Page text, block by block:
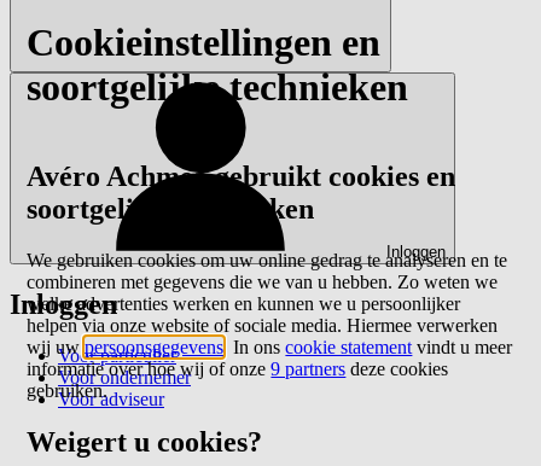
Inloggen
Inloggen
Voor particulier
Voor ondernemer
Voor adviseur
Cookieinstellingen en
soortgelijke technieken
Avéro Achmea gebruikt cookies en
soortgelijke technieken
We gebruiken cookies om uw online gedrag te analyseren en te
combineren met gegevens die we van u hebben. Zo weten we
welke advertenties werken en kunnen we u persoonlijker
helpen via onze website of sociale media. Hiermee verwerken
wij uwpersoonsgegevens . In onscookie statement vindt u meer
informatie over hoe wij of onze9 partners deze cookies
gebruiken.
Weigert u cookies?